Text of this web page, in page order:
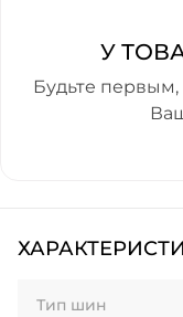
У
Будьте первым,
Тип шин